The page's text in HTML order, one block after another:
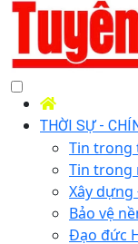
THỜI SỰ -
Tin trong
Tin trong
Xây dựng
Bảo vệ
Đạo đức